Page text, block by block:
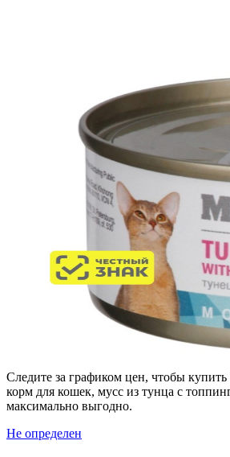
Следите за графиком цен, чтобы
корм для кошек, мусс из тунца с
максимально выгодно.
Не определен